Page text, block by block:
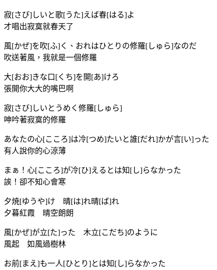
寂[さび]しいと歌[うた]えば春[はる]よ
才唱出寂寞就春天了
風[かぜ]を吹[ふ]く、おれはひとりの修羅[しゅら]なのだ
吹送著風，我就是一個修羅
大[おお]きな口[くち]を開[あ]けろ
張開你大大的嘴巴啊
寂[さび]しいとうめく修羅[しゅら]
呻吟著寂寞的修羅
あなたの心[こころ]は冷[つめ]たいと誰[だれ]かが言[い]った
有人說你的心涼薄
まぁ！心[こころ]が冷[ひ]えるとは知[し]らなかった
誒！卻不知心會寒
夕焼[ゆうや]け 晴[は]れ晴[ば]れ
夕暮紅霞 晴空朗朗
風[かぜ]が立[た]った 木立[こだち]のように
風起 如風過樹林
お前[まえ]も一人[ひとり]とは知[し]らなかった